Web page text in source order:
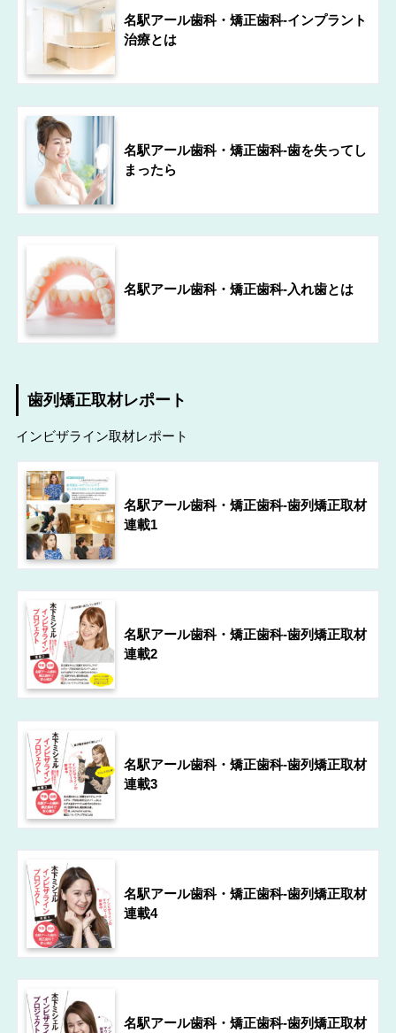
名駅アール歯科・矯正歯科-インプラント
治療とは
名駅アール歯科・矯正歯科-歯を失ってし
まったら
名駅アール歯科・矯正歯科-入れ歯とは
歯列矯正取材レポート
インビザライン取材レポート
名駅アール歯科・矯正歯科-歯列矯正取材
連載1
名駅アール歯科・矯正歯科-歯列矯正取材
連載2
名駅アール歯科・矯正歯科-歯列矯正取材
連載3
名駅アール歯科・矯正歯科-歯列矯正取材
連載4
名駅アール歯科・矯正歯科-歯列矯正取材